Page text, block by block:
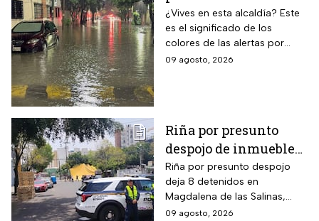
en CDMX hoy 9 de
agosto: ¿dónde hay
alerta y peligro de
inundaciones?
¿Vives en esta alcaldía? Este
es el significado de los
colores de las alertas por
lluvias en la capital mexicana.
09 agosto, 2026
Riña por presunto
despojo de inmueble
en la GAM deja 8
detenidos
Riña por presunto despojo
deja 8 detenidos en
Magdalena de las Salinas,
GAM. Vecina denuncia intento
09 agosto, 2026